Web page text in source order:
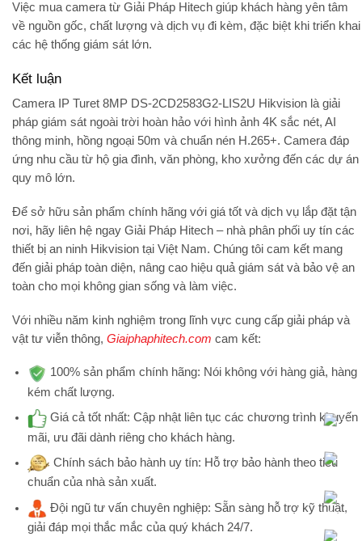
Việc mua camera từ Giải Pháp Hitech giúp khách hàng yên tâm
về nguồn gốc, chất lượng và dịch vụ đi kèm, đặc biệt khi triển khai
các hệ thống giám sát lớn.
Kết luận
Camera IP Turet 8MP DS-2CD2583G2-LIS2U Hikvision là giải
pháp giám sát ngoài trời hoàn hảo với hình ảnh 4K sắc nét, AI
thông minh, hồng ngoại 50m và chuẩn nén H.265+. Camera đáp
ứng nhu cầu từ hộ gia đình, văn phòng, kho xưởng đến các dự án
quy mô lớn.
Để sở hữu sản phẩm chính hãng với giá tốt và dịch vụ lắp đặt tận
nơi, hãy liên hệ ngay Giải Pháp Hitech – nhà phân phối uy tín các
thiết bị an ninh Hikvision tại Việt Nam. Chúng tôi cam kết mang
đến giải pháp toàn diện, nâng cao hiệu quả giám sát và bảo vệ an
toàn cho mọi không gian sống và làm việc.
Với nhiều năm kinh nghiệm trong lĩnh vực cung cấp giải pháp và
vật tư viễn thông, Giaiphaphitech.com cam kết:
100% sản phẩm chính hãng: Nói không với hàng giả, hàng
kém chất lượng.
Giá cả tốt nhất: Cập nhật liên tục các chương trình khuyến
mãi, ưu đãi dành riêng cho khách hàng.
Chính sách bảo hành uy tín: Hỗ trợ bảo hành theo tiêu
chuẩn của nhà sản xuất.
Đội ngũ tư vấn chuyên nghiệp: Sẵn sàng hỗ trợ kỹ thuật,
giải đáp mọi thắc mắc của quý khách 24/7.